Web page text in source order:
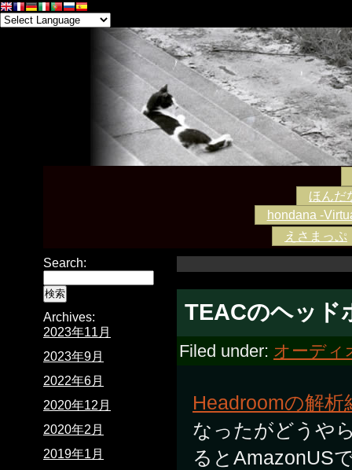
ほんだ
hondana -
えさまっぷ
TEACのヘッド
Filed under: オーディ
Headroomの解析
なったがどうや
るとAmazonUS
Search:
Archives:
2023年11月
2023年9月
2022年6月
2020年12月
2020年2月
2019年1月